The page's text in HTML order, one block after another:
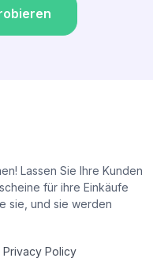
Lassen Sie Ihre Kunden
für ihre Einkäufe
sie, und sie werden
Privacy Policy